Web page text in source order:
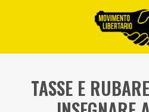
TASSE E